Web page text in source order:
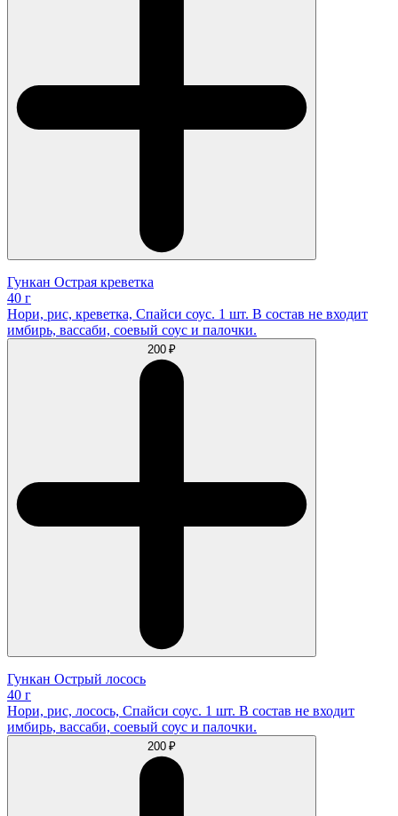
Гункан Острая креветка
40 г
Нори, рис, креветка, Спайси соус. 1 шт. В состав не входит
имбирь, вассаби, соевый соус и палочки.
200 ₽
Гункан Острый лосось
40 г
Нори, рис, лосось, Спайси соус. 1 шт. В состав не входит
имбирь, вассаби, соевый соус и палочки.
200 ₽